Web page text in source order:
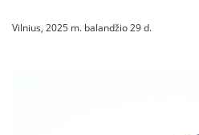
Vilnius, 2025 m. balandžio 29 d.